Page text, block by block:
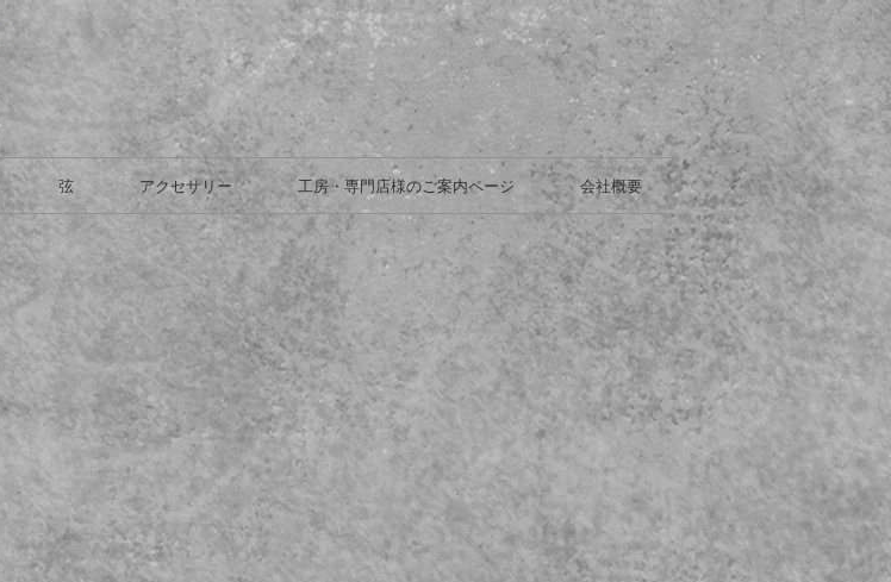
弦 アクセサリー 工房・専門店様のご案内ページ 会社概要